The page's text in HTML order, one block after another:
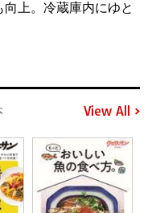
向上。冷蔵庫内にゆと
View All